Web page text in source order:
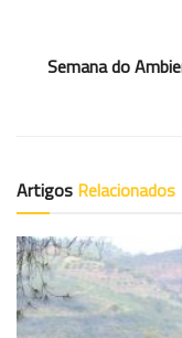
Semana do
Artigos Relacionados